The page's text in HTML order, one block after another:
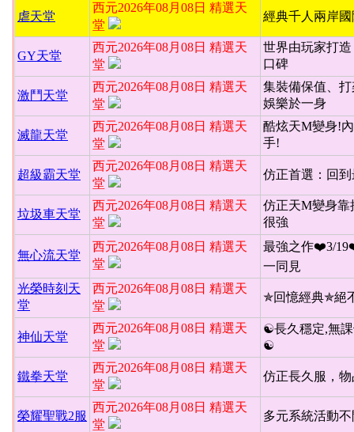
虐天堂
西元2026年08月08日 精選天
堂
經典千人兩岸
GY天堂
西元2026年08月08日 精選天
堂
世界由玩家打
口碑
激鬥天堂
西元2026年08月08日 精選天
堂
集裝備保值、
娛樂於一身
滅龍天堂
西元2026年08月08日 精選天
堂
酷炫天M變身!
手!
超級霸天堂
西元2026年08月08日 精選天
堂
仿正首選：回
垃圾車天堂
西元2026年08月08日 精選天
堂
仿正天M變身靠
很強
無心流天堂
西元2026年08月08日 精選天
堂
最強之作❤️3/
一同見
光榮時刻天
堂
西元2026年08月08日 精選天
堂
✯回憶經典✯絕
神仙天堂
西元2026年08月08日 精選天
堂
☯長久穩定,無
☯
鐵拳天堂
西元2026年08月08日 精選天
堂
仿正長久服，
榮耀聖戰2服
西元2026年08月08日 精選天
堂
多元系統活動